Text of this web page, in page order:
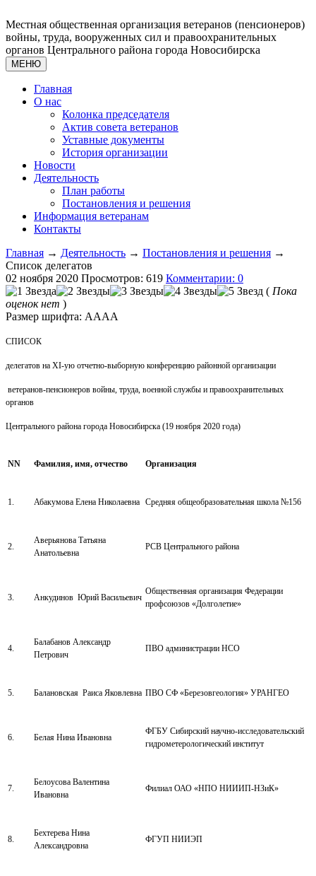
Местная общественная организация ветеранов (пенсионеров)
войны, труда, вооруженных сил и правоохранительных
органов Центрального района города Новосибирска
МЕНЮ
Главная
О нас
Колонка председателя
Актив совета ветеранов
Уставные документы
История организации
Новости
Деятельность
План работы
Постановления и решения
Информация ветеранам
Контакты
Главная → Деятельность → Постановления и решения →
Список делегатов
02 ноября 2020 Просмотров: 619 Комментарии: 0
( Пока
оценок нет )
Размер шрифта: AAAA
СПИСОК
делегатов на XI-ую отчетно-выборную конференцию районной организации
ветеранов-пенсионеров войны, труда, военной службы и правоохранительных
органов
Центрального района города Новосибирска (19 ноября 2020 года)
NN Фамилия, имя, отчество Организация
1. Абакумова Елена Николаевна Средняя общеобразовательная школа №156
2.
Аверьянова Татьяна
Анатольевна
РСВ Центрального района
3. Анкудинов Юрий Васильевич
Общественная организация Федерации
профсоюзов «Долголетие»
4.
Балабанов Александр
Петрович
ПВО администрации НСО
5. Балановская Раиса Яковлевна ПВО СФ «Березовгеология» УРАНГЕО
6. Белая Нина Ивановна
ФГБУ Сибирский научно-исследовательский
гидрометерологический институт
7.
Белоусова Валентина
Ивановна
Филиал ОАО «НПО НИИИП-НЗиК»
8.
Бехтерева Нина
Александровна
ФГУП НИИЭП